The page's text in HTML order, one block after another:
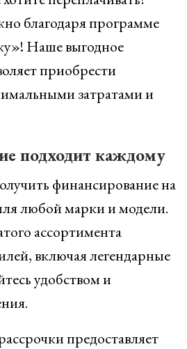
благодаря программе
Наше выгодное
приобрести
затратами и
подходит каждому
финансирование на
любой марки и модели.
ассортимента
включая легендарные
удобством и
предоставляет